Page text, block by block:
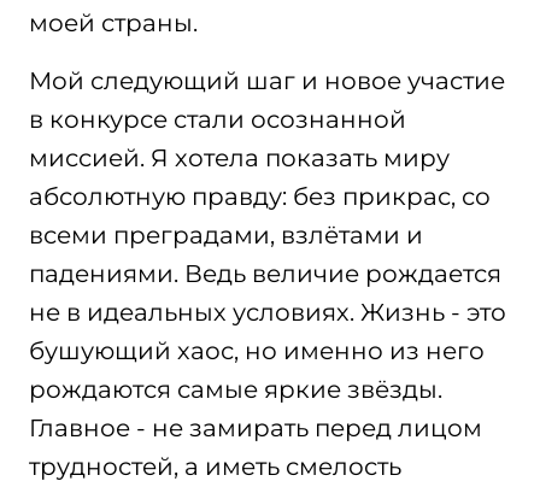
моей страны.
Мой следующий шаг и новое участие
в конкурсе стали осознанной
миссией. Я хотела показать миру
абсолютную правду: без прикрас, со
всеми преградами, взлётами и
падениями. Ведь величие рождается
не в идеальных условиях. Жизнь - это
бушующий хаос, но именно из него
рождаются самые яркие звёзды.
Главное - не замирать перед лицом
трудностей, а иметь смелость